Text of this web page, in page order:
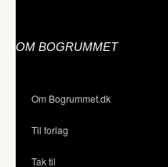
OM BOGRUMMET
Om Bogrummet.dk
Til forlag
Tak til